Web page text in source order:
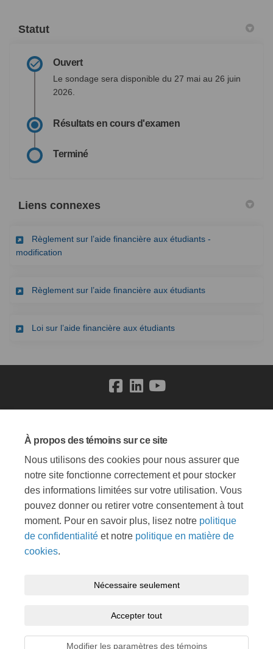
À propos des témoins sur ce site
Nous utilisons des cookies pour nous assurer que
notre site fonctionne correctement et pour stocker
des informations limitées sur votre utilisation. Vous
pouvez donner ou retirer votre consentement à tout
moment. Pour en savoir plus, lisez notre politique
de confidentialité et notre politique en matière de
cookies.
Nécessaire seulement
Accepter tout
Modifier les paramètres des témoins
Statut
Ouvert
Le sondage sera disponible du 27 mai au 26 juin
2026.
Résultats en cours d'examen
Terminé
Liens connexes
Règlement sur l’aide financière aux étudiants -
modification
Règlement sur l’aide financière aux étudiants(Liens externes)
Loi sur l’aide financière aux étudiants(Liens externes)
Politique de modération Accessibilité
Carte du site